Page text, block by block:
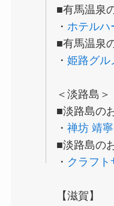
■有馬温泉
・ホテルハ
■有馬温泉
・姫路グル
＜淡路島＞
■淡路島の
・禅坊 靖
■淡路島の
・ クラフト
【滋賀】